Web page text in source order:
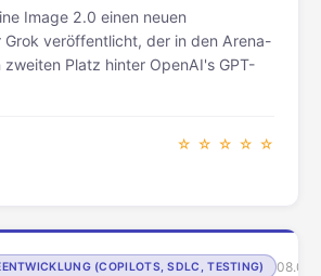
Image 2.0 einen neuen
Grok veröffentlicht, der in den Arena-
zweiten Platz hinter OpenAI's GPT-
☆ ☆ ☆ ☆ ☆
(COPILOTS, SDLC, TESTING)